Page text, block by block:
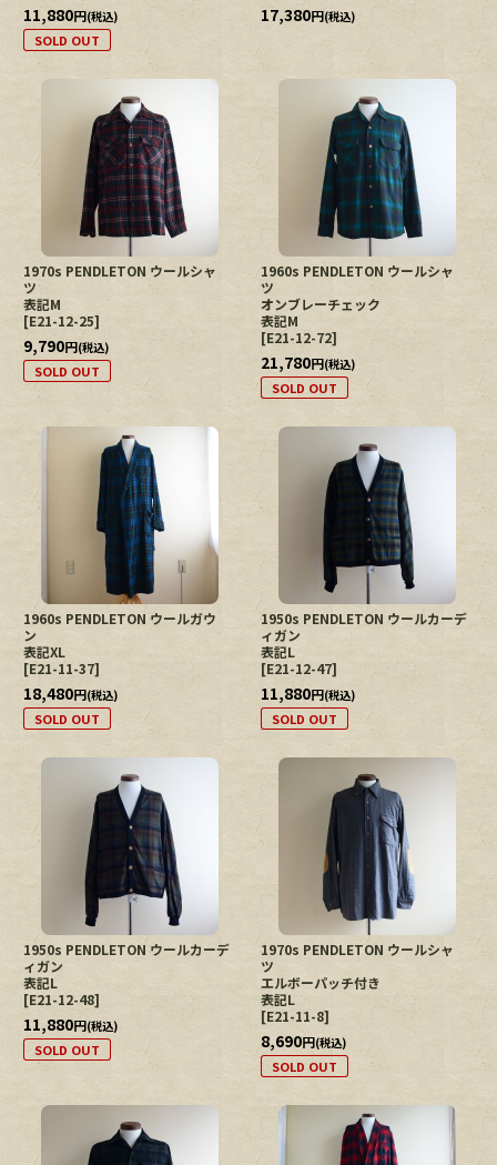
11,880円(税込)
SOLD OUT
17,380円(税込)
1970s PENDLETON ウールシャ
ツ
表記M
[E21-12-25]
9,790円(税込)
SOLD OUT
1960s PENDLETON ウールシャ
ツ
オンブレーチェック
表記M
[E21-12-72]
21,780円(税込)
SOLD OUT
1960s PENDLETON ウールガウ
ン
表記XL
[E21-11-37]
18,480円(税込)
SOLD OUT
1950s PENDLETON ウールカーデ
ィガン
表記L
[E21-12-47]
11,880円(税込)
SOLD OUT
1950s PENDLETON ウールカーデ
ィガン
表記L
[E21-12-48]
11,880円(税込)
SOLD OUT
1970s PENDLETON ウールシャ
ツ
エルボーパッチ付き
表記L
[E21-11-8]
8,690円(税込)
SOLD OUT